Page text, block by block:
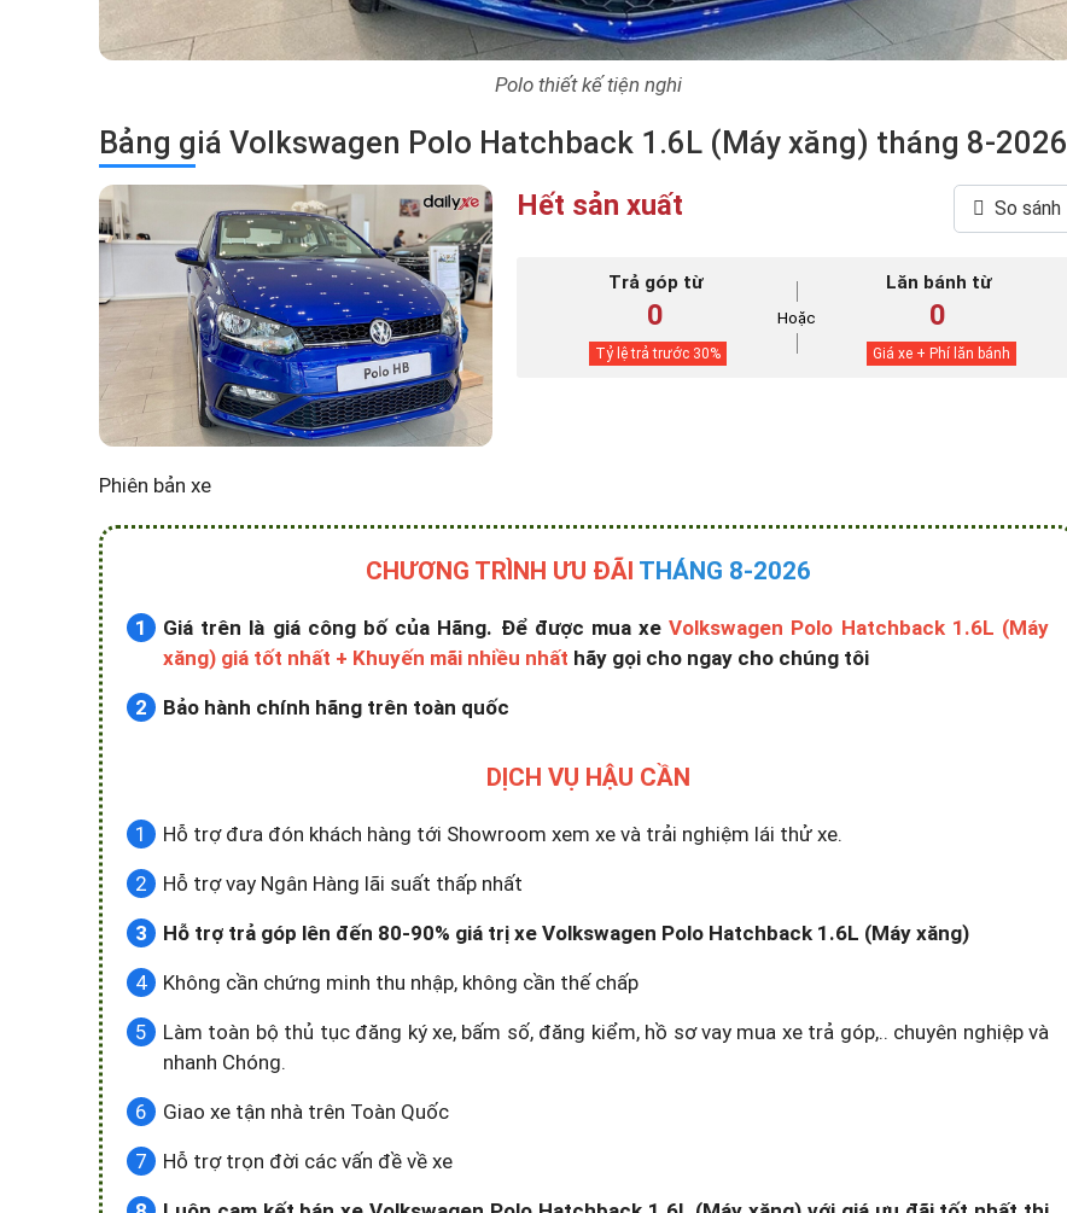
Polo thiết kế tiện nghi
Bảng giá Volkswagen Polo Hatchback 1.6L (Máy xăng) tháng 8-2026
Hết sản xuất So sánh
Trả góp từ
0
Tỷ lệ trả trước 30%
Hoặc
Lăn bánh từ
0
Giá xe + Phí lăn bánh
Phiên bản xe
CHƯƠNG TRÌNH ƯU ĐÃI THÁNG 8-2026
Giá trên là giá công bố của Hãng. Để được mua xeVolkswagen Polo Hatchback 1.6L (Máy
xăng) giá tốt nhất + Khuyến mãi nhiều nhất hãy gọi cho ngay cho chúng tôi
Bảo hành chính hãng trên toàn quốc
DỊCH VỤ HẬU CẦN
Hỗ trợ đưa đón khách hàng tới Showroom xem xe và trải nghiệm lái thử xe.
Hỗ trợ vay Ngân Hàng lãi suất thấp nhất
Hỗ trợ trả góp lên đến 80-90% giá trị xe Volkswagen Polo Hatchback 1.6L (Máy xăng)
Không cần chứng minh thu nhập, không cần thế chấp
Làm toàn bộ thủ tục đăng ký xe, bấm số, đăng kiểm, hồ sơ vay mua xe trả góp,.. chuyên nghiệp và
nhanh Chóng.
Giao xe tận nhà trên Toàn Quốc
Hỗ trợ trọn đời các vấn đề về xe